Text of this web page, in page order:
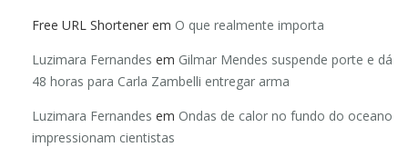
Free URL Shortener em O que realmente importa
Luzimara Fernandes em Gilmar Mendes suspende porte e dá
48 horas para Carla Zambelli entregar arma
Luzimara Fernandes em Ondas de calor no fundo do oceano
impressionam cientistas